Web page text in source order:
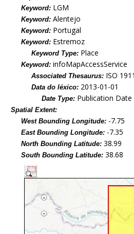
Keyword: LGM
Keyword:Alentejo
Keyword: Portugal
Keyword: Estremoz
Keyword Type: Place
Keyword:infoMapAccessService
Associated Thesaurus: ISO
Data do léxico: 2013-01-01
Date Type: Publication Date
Spatial Extent:
West Bounding Longitude: -7.75
East Bounding Longitude: -7.35
North Bounding Latitude:38.99
South Bounding Latitude:38.68